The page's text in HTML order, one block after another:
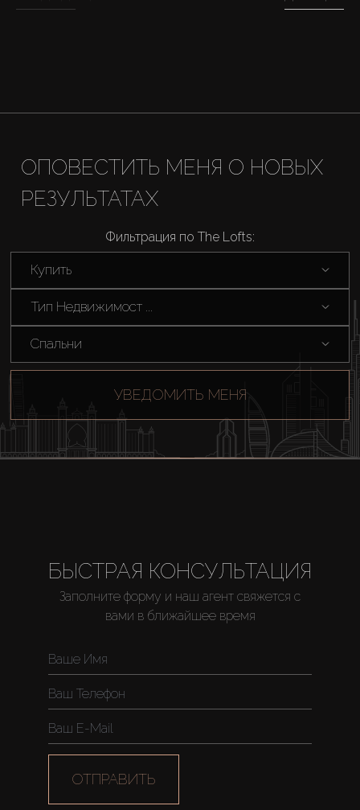
Агенты
ОПОВЕСТИТЬ МЕНЯ О НОВЫХ
РЕЗУЛЬТАТАХ
Фильтрация по The Lofts:
Купить
Тип Недвижимост ...
Спальни
УВЕДОМИТЬ МЕНЯ
БЫСТРАЯ КОНСУЛЬТАЦИЯ
Заполните форму и наш агент свяжется с
вами в ближайшее время
ОТПРАВИТЬ